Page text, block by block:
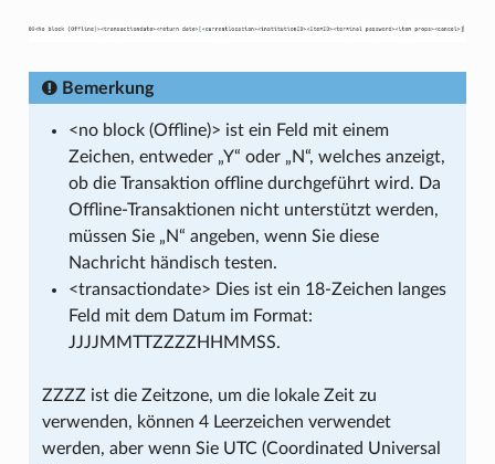
Bemerkung
<no block (Offline)> ist ein Feld mit einem
Zeichen, entweder „Y“ oder „N“, welches anzeigt,
ob die Transaktion offline durchgeführt wird. Da
Offline-Transaktionen nicht unterstützt werden,
müssen Sie „N“ angeben, wenn Sie diese
Nachricht händisch testen.
<transactiondate> Dies ist ein 18-Zeichen langes
Feld mit dem Datum im Format:
JJJJMMTTZZZZHHMMSS.
ZZZZ ist die Zeitzone, um die lokale Zeit zu
verwenden, können 4 Leerzeichen verwendet
werden, aber wenn Sie UTC (Coordinated Universal